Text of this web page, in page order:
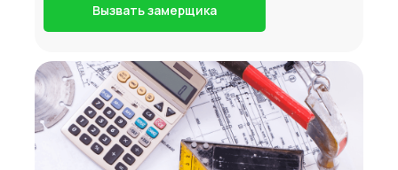
Вызвать замерщика